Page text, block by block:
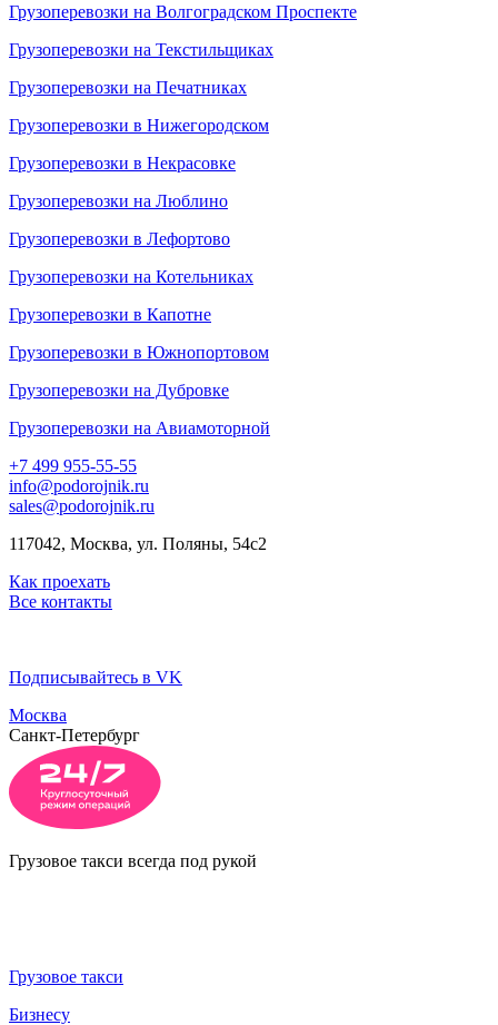
Грузоперевозки на Волгоградском Проспекте
Грузоперевозки на Текстильщиках
Грузоперевозки на Печатниках
Грузоперевозки в Нижегородском
Грузоперевозки в Некрасовке
Грузоперевозки на Люблино
Грузоперевозки в Лефортово
Грузоперевозки на Котельниках
Грузоперевозки в Капотне
Грузоперевозки в Южнопортовом
Грузоперевозки на Дубровке
Грузоперевозки на Авиамоторной
+7 499 955-55-55
info@podorojnik.ru
sales@podorojnik.ru
117042, Москва, ул. Поляны, 54с2
Как проехать
Все контакты
Подписывайтесь в VK
Москва
Санкт-Петербург
Грузовое такси всегда под рукой
Грузовое такси
Бизнесу